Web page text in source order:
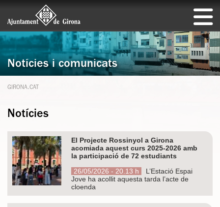
Notícies i comunicats
GIRONA.CAT
Notícies
El Projecte Rossinyol a Girona
acomiada aquest curs 2025-2026 amb
la participació de 72 estudiants
26/05/2026 - 20.13 h
L’Estació Espai
Jove ha acollit aquesta tarda l’acte de
cloenda